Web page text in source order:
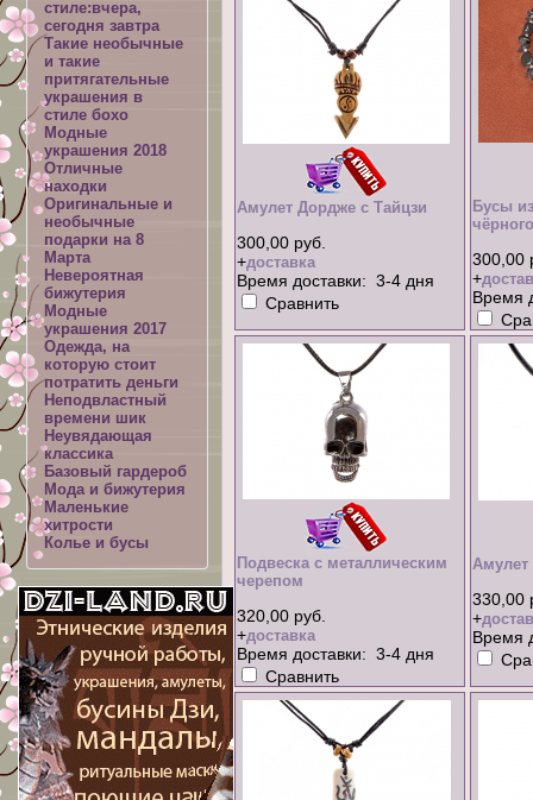
Амулет Дордже с Тайцзи
300,00 руб.
+доставка
Время доставки: 3-4 дня
Сравнить
Бусы
300,00
+
Время
Подвеска с металлическим
черепом
320,00 руб.
+доставка
Время доставки: 3-4 дня
Сравнить
Амулет
330,00
+
Время
стиле:вчера,
сегодня завтра
Такие необычные
и такие
притягательные
украшения в
стиле бохо
Модные
украшения 2018
Отличные
находки
Оригинальные и
необычные
подарки на 8
Марта
Невероятная
бижутерия
Модные
украшения 2017
Одежда, на
которую стоит
потратить деньги
Неподвластный
времени шик
Неувядающая
классика
Базовый гардероб
Мода и бижутерия
Маленькие
хитрости
Колье и бусы